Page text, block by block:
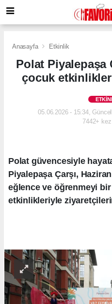
Anasayfa Etkinlik
Polat Piyalepaşa
çocuk
05.06.2026 - 15:34,
7442+ kez
Polat güvencesiyle
Piyalepaşa Çarşı,
eğlence ve öğrenmeyi
etkinlikleriyle